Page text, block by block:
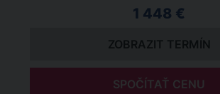
1 448 €
ZOBRAZIT TERMÍN
SPOČÍTAŤ CENU